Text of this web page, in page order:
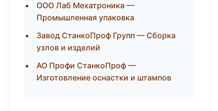
ООО Лаб Мехатроника —
Промышленная упаковка
Завод СтанкоПроф Групп — Сборка
узлов и изделий
АО Профи СтанкоПроф —
Изготовление оснастки и штампов